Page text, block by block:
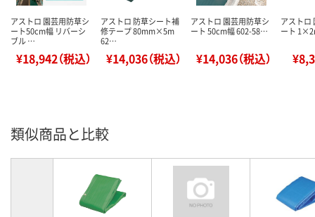
アストロ 園芸用防草シ
ート50cm幅 リバーシ
ブル …
¥18,942（税込）
アストロ 防草シート補
修テープ 80mm×5m
62…
¥14,036（税込）
アストロ 園芸用防草シ
ート 50cm幅 602-58…
¥14,036（税込）
アストロ
ート
類似商品と比較